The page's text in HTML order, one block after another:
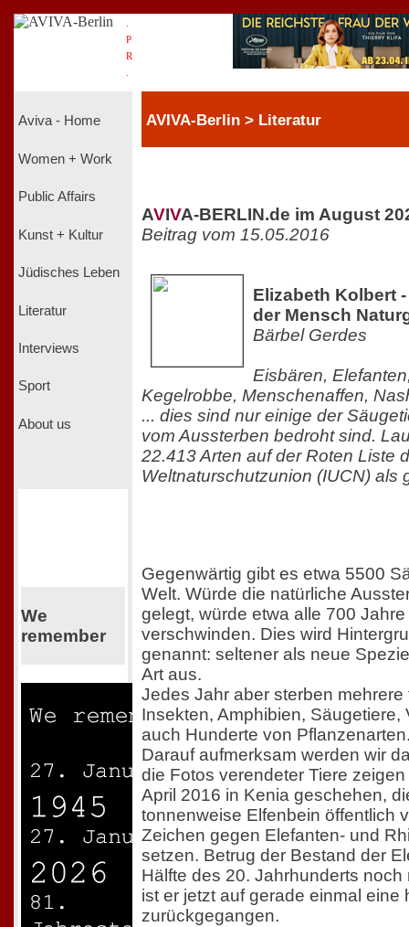
P
R
Aviva - Home
Women + Work
Public Affairs
Kunst + Kultur
Jüdisches Leben
Literatur
Interviews
Sport
About us
We
remember
AVIVA-Berlin > Literatur
AVIVA-BERLIN.de im August
Beitrag vom 15.05.2016
Elizabeth Kolbert
der Mensch
Bärbel Gerdes
Eisbären,
Kegelrobbe, Menschenaffen,
... dies sind nur einige der
vom Aussterben bedroht sind.
22.413 Arten auf der Roten Liste
Weltnaturschutzunion (IUCN) als
Gegenwärtig gibt es etwa 5500
Welt. Würde die natürliche
gelegt, würde etwa alle 700
verschwinden. Dies wird
genannt: seltener als neue
Art aus.
Jedes Jahr aber sterben
Insekten, Amphibien, Säugetiere,
auch Hunderte von
Darauf aufmerksam werden wir
die Fotos verendeter Tiere
April 2016 in Kenia geschehen,
tonnenweise Elfenbein öffentlich
Zeichen gegen Elefanten- und
setzen. Betrug der Bestand der
Hälfte des 20. Jahrhunderts
ist er jetzt auf gerade einmal eine
zurückgegangen.